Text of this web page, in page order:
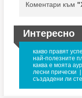
Коментари към
Интересно
какво правят
най-полезните
каква е моята
лесни прически
създадени ли